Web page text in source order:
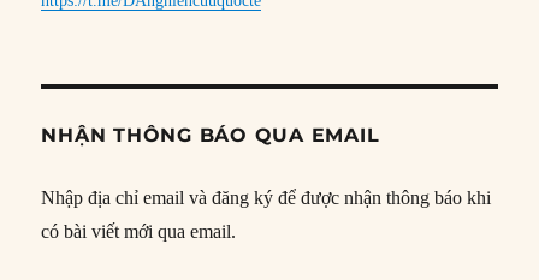
NHẬN THÔNG BÁO QUA EMAIL
Nhập địa chỉ email và đăng ký để được nhận thông báo khi
có bài viết mới qua email.